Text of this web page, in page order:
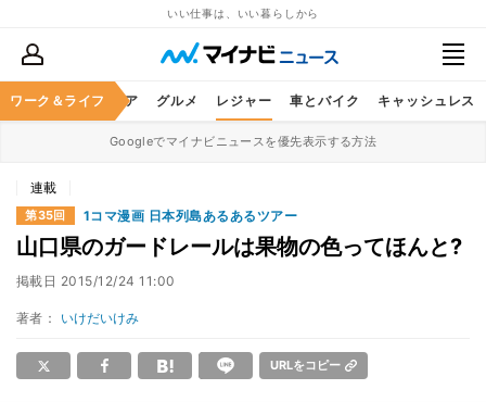
いい仕事は、いい暮らしから
ワーク＆ライフ
暮らし ヘルスケア グルメ レジャー 車とバイク キャッシュレス
Googleでマイナビニュースを優先表示する方法
連載
第35回 1コマ漫画 日本列島あるあるツアー
山口県のガードレールは果物の色ってほんと?
掲載日 2015/12/24 11:00
著者： いけだいけみ
URLをコピー